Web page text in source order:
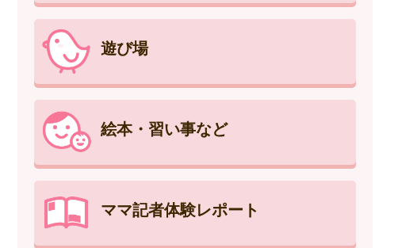
遊び場
絵本・習い事など
ママ記者体験レポート